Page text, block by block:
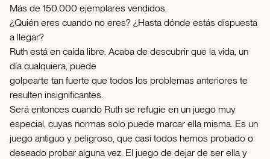
Más de 150.000 ejemplares vendidos.
¿Quién eres cuando no eres? ¿Hasta dónde estás dispuesta
a llegar?
Ruth está en caída libre. Acaba de descubrir que la vida, un
día cualquiera, puede
golpearte tan fuerte que todos los problemas anteriores te
resulten insignificantes.
Será entonces cuando Ruth se refugie en un juego muy
especial, cuyas normas solo puede marcar ella misma. Es un
juego antiguo y peligroso, que casi todos hemos probado o
deseado probar alguna vez. El juego de dejar de ser ella y